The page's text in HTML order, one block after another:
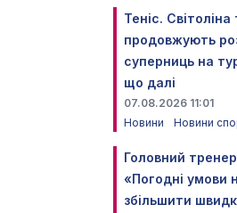
Теніс.
продовжують
суперниць на
що далі
07.08.2026 11:01
Новини
Новини
Головний
«Погодні умови
збільшити